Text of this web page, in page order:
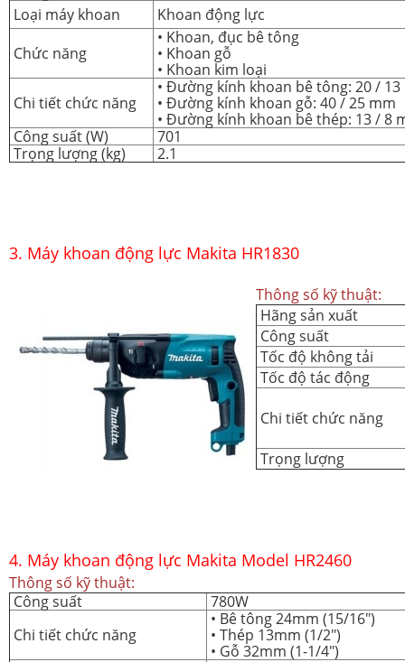
Loại máy khoan
Khoan động lực
Chức năng
• Khoan, đục bê tông
• Khoan gỗ
• Khoan kim loại
Chi tiết chức năng
• Đường kính khoan bê tông: 20 /
• Đường kính khoan gỗ: 40 / 25 mm
• Đường kính khoan bê thép: 13 / 8
Công suất (W)
701
Trọng lượng (kg)
2.1
3. Máy khoan động lực Makita HR1830
Thông số kỹ thuật:
Hãng sản xuất
Công suất
Tốc độ không tải
Tốc độ tác động
Chi tiết chức năng
Trọng lượng
4. Máy khoan động lực Makita Model HR2460
Thông số kỹ thuật:
Công suất
780W
Chi tiết chức năng
• Bê tông 24mm (15/16")
• Thép 13mm (1/2")
• Gỗ 32mm (1-1/4")